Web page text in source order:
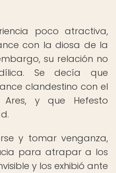
poco atractiva,
con la diosa de la
su relación no
Se decía que
clandestino con el
y que Hefesto
y tomar venganza,
para atrapar a los
y los exhibió ante